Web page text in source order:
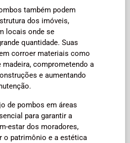
também podem
dos imóveis,
locais onde se
quantidade. Suas
corroer materiais como
comprometendo a
e aumentando
de pombos em áreas
para garantir a
estar dos moradores,
o patrimônio e a estética